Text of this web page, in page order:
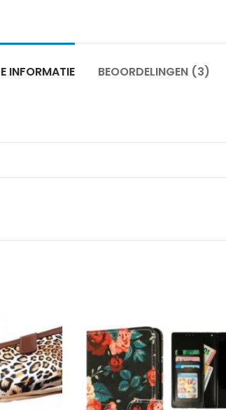
INFORMATIE BEOORDELINGEN (3)